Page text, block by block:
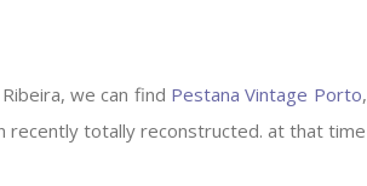
we can find PestanaVintage Porto,
recently totally reconstructed. at that time